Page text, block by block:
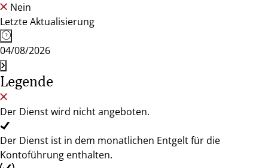
Nein
Letzte Aktualisierung
04/08/2026
Legende
Der Dienst wird nicht angeboten.
Der Dienst ist in dem monatlichen Entgelt für die
Kontoführung enthalten.